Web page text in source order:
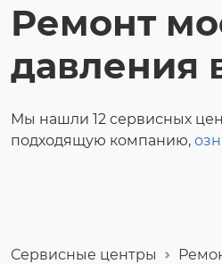
Ремонт
давления
Мы нашли 12 сервисных
подходящую компанию,
Сервисные центры